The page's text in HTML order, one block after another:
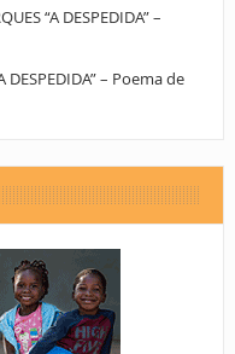
“A DESPEDIDA” –
DESPEDIDA” – Poema de